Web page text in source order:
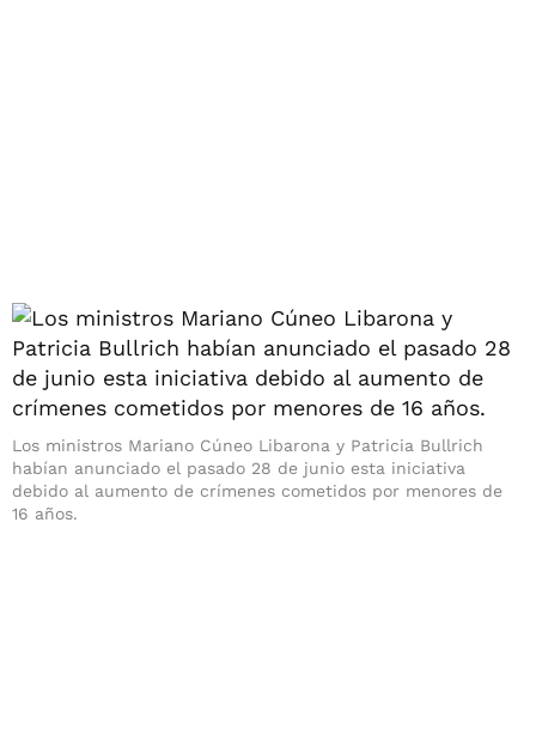
Los ministros Mariano Cúneo Libarona y Patricia Bullrich
habían anunciado el pasado 28 de junio esta iniciativa
debido al aumento de crímenes cometidos por menores de
16 años.